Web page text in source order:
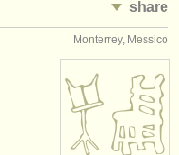
share
Monterrey, Messico